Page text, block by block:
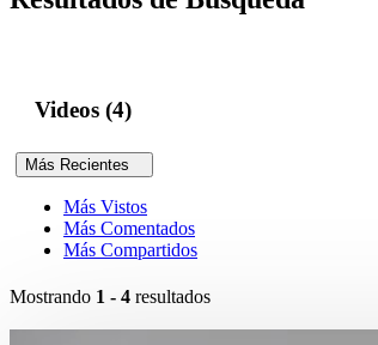
Videos (4)
Más Recientes
Más Vistos
Más Comentados
Más Compartidos
Mostrando 1 - 4 resultados